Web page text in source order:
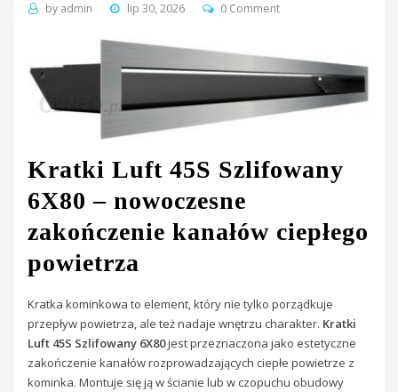
by admin lip 30, 2026 0 Comment
Kratki Luft 45S Szlifowany
6X80 – nowoczesne
zakończenie kanałów ciepłego
powietrza
Kratka kominkowa to element, który nie tylko porządkuje
przepływ powietrza, ale też nadaje wnętrzu charakter. Kratki
Luft 45S Szlifowany 6X80jest przeznaczona jako estetyczne
zakończenie kanałów rozprowadzających ciepłe powietrze z
kominka. Montuje się ją w ścianie lub w czopuchu obudowy